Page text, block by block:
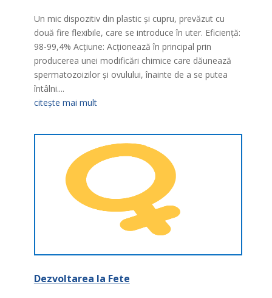
Un mic dispozitiv din plastic şi cupru, prevăzut cu
două fire flexibile, care se introduce în uter. Eficienţă:
98-99,4% Acţiune: Acţionează în principal prin
producerea unei modificări chimice care dăunează
spermatozoizilor şi ovulului, înainte de a se putea
întâlni....
citește mai mult
Dezvoltarea la Fete